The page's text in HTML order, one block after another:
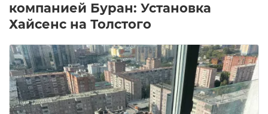
компанией Буран: Установка
Хайсенс на Толстого